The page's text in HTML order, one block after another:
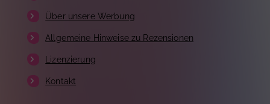
Über unsere Werbung
Allgemeine Hinweise zu Rezensionen
Lizenzierung
Kontakt